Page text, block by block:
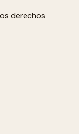
derechos